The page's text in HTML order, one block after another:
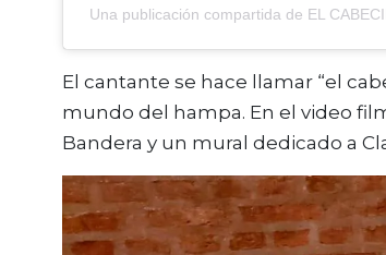
Una publicación compartida de EL
El cantante se hace llamar “el
mundo del hampa. En el video
Bandera y un mural dedicado a